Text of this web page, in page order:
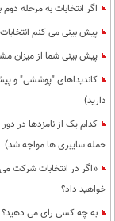
اگر انتخابات به مرحله
پیش بینی می کنم انتخابات
پیش بینی شما از میزان
دارید)
کدام یک از نامزدها در
حمله سایبری ها مواجه شد)
«اگر در انتخابات شرکت
خواهید داد؟
به چه کسی رای می دهید؟